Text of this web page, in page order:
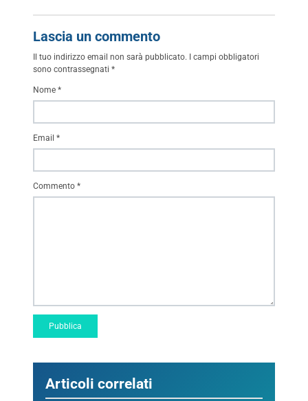
Articoli correlati
Lascia un commento
Il tuo indirizzo email non sarà pubblicato.
I campi obbligatori
sono contrassegnati *
Commento *
Nome *
Email *